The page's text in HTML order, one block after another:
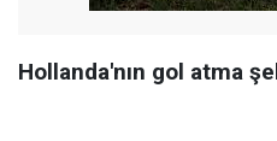
Hollanda'nın gol atma